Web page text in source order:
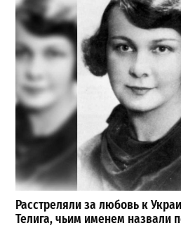
Расстреляли за любовь к
Телига, чьим именем назвали